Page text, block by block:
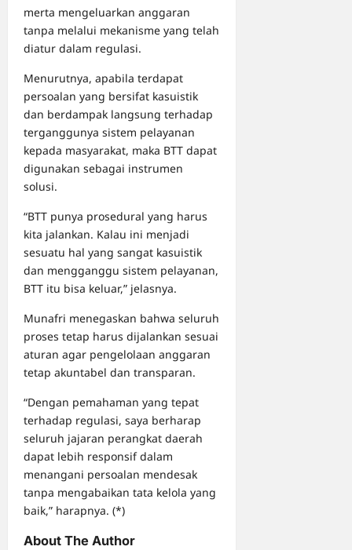
merta mengeluarkan anggaran
tanpa melalui mekanisme yang telah
diatur dalam regulasi.
Menurutnya, apabila terdapat
persoalan yang bersifat kasuistik
dan berdampak langsung terhadap
terganggunya sistem pelayanan
kepada masyarakat, maka BTT dapat
digunakan sebagai instrumen
solusi.
“BTT punya prosedural yang harus
kita jalankan. Kalau ini menjadi
sesuatu hal yang sangat kasuistik
dan mengganggu sistem pelayanan,
BTT itu bisa keluar,” jelasnya.
Munafri menegaskan bahwa seluruh
proses tetap harus dijalankan sesuai
aturan agar pengelolaan anggaran
tetap akuntabel dan transparan.
“Dengan pemahaman yang tepat
terhadap regulasi, saya berharap
seluruh jajaran perangkat daerah
dapat lebih responsif dalam
menangani persoalan mendesak
tanpa mengabaikan tata kelola yang
baik,” harapnya. (*)
About The Author